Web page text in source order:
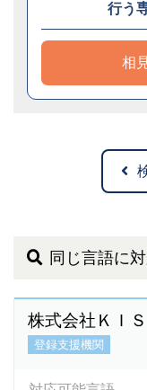
行う
相
同じ言語に
株式会社ＫＩ
登録支援機関